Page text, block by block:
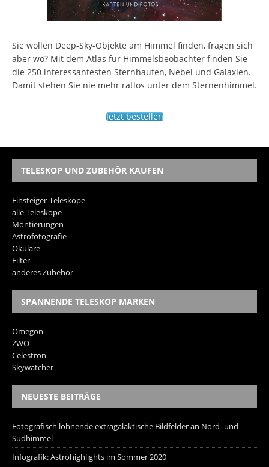
Sie wollen Deep-Sky-Objekte am Himmel finden, fragen sich
aber wo? Mit dem Atlas für Himmelsbeobachter finden Sie
die 250 interessantesten Sternhaufen, Nebel und Galaxien.
Damit stehen Sie nie mehr ratlos unter dem Sternenhimmel.
Jetzt bestellen
TELESKOP UND ZUBEHÖR KAUFEN
Einsteiger-Teleskope
alle Teleskope
Montierungen
Astrofotografie
Okulare
Filter
anderes Zubehör
SPANNENDE TELESKOP MARKEN
Omegon
ZWO
Celestron
Skywatcher
NEUESTE BEITRÄGE
Fotografisch lohnende extragalaktische Bildfelder an Nord- und
Südhimmel
Infografik: Astrohighlights im Sommer 2020